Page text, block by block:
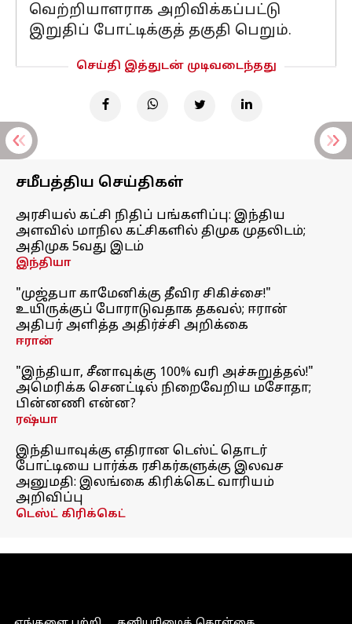
வெற்றியாளராக அறிவிக்கப்பட்டு
இறுதிப் போட்டிக்குத் தகுதி பெறும்.
செய்தி இத்துடன் முடிவடைந்தது
சமீபத்திய செய்திகள்
அரசியல் கட்சி நிதிப் பங்களிப்பு: இந்திய
அளவில் மாநில கட்சிகளில் திமுக முதலிடம்;
அதிமுக 5வது இடம்
இந்தியா
"முஜ்தபா காமேனிக்கு தீவிர சிகிச்சை!"
உயிருக்குப் போராடுவதாக தகவல்; ஈரான்
அதிபர் அளித்த அதிர்ச்சி அறிக்கை
ஈரான்
"இந்தியா, சீனாவுக்கு 100% வரி அச்சுறுத்தல்!"
அமெரிக்க செனட்டில் நிறைவேறிய மசோதா;
பின்னணி என்ன?
ரஷ்யா
இந்தியாவுக்கு எதிரான டெஸ்ட் தொடர்
போட்டியை பார்க்க ரசிகர்களுக்கு இலவச
அனுமதி: இலங்கை கிரிக்கெட் வாரியம்
அறிவிப்பு
டெஸ்ட் கிரிக்கெட்